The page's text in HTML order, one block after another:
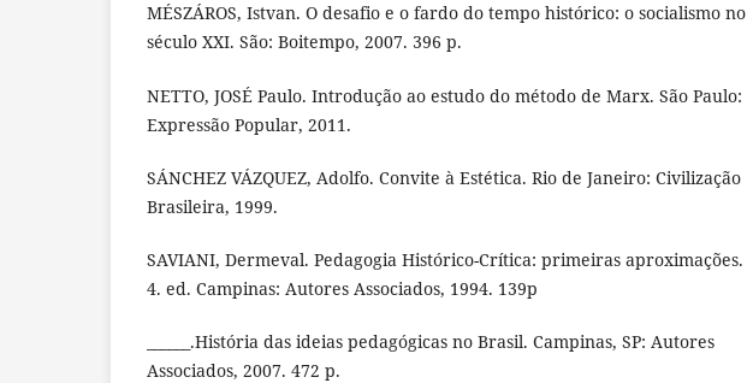
MÉSZÁROS, Istvan. O desafio e o fardo do tempo histórico: o socialismo no
século XXI. São: Boitempo, 2007. 396 p.
NETTO, JOSÉ Paulo. Introdução ao estudo do método de Marx. São Paulo:
Expressão Popular, 2011.
SÁNCHEZ VÁZQUEZ, Adolfo. Convite à Estética. Rio de Janeiro: Civilização
Brasileira, 1999.
SAVIANI, Dermeval. Pedagogia Histórico-Crítica: primeiras aproximações.
4. ed. Campinas: Autores Associados, 1994. 139p
______.História das ideias pedagógicas no Brasil. Campinas, SP: Autores
Associados, 2007. 472 p.